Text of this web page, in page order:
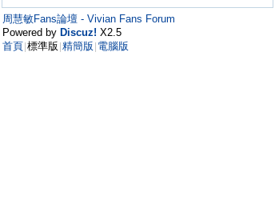
周慧敏Fans論壇 - Vivian Fans Forum
Powered by Discuz! X2.5
首頁 標準版 精簡版 電腦版